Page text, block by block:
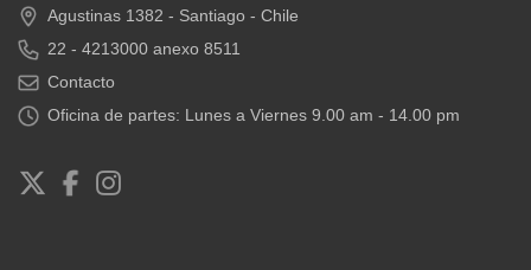
Agustinas 1382 - Santiago - Chile
22 - 4213000 anexo 8511
Contacto
Oficina de partes: Lunes a Viernes 9.00 am - 14.00 pm